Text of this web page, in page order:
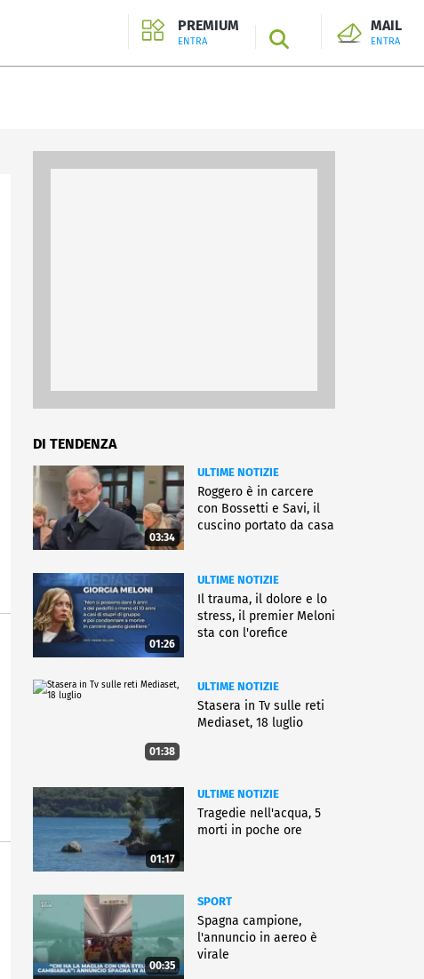
PREMIUM
ENTRA SEARCH
MAIL
ENTRA
DI TENDENZA
03:34
ULTIME NOTIZIE
Roggero è in carcere
con Bossetti e Savi, il
cuscino portato da casa
01:26
ULTIME NOTIZIE
Il trauma, il dolore e lo
stress, il premier Meloni
sta con l'orefice
01:38
ULTIME NOTIZIE
Stasera in Tv sulle reti
Mediaset, 18 luglio
01:17
ULTIME NOTIZIE
Tragedie nell'acqua, 5
morti in poche ore
00:35
SPORT
Spagna campione,
l'annuncio in aereo è
virale